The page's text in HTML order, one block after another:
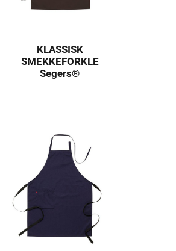
KLASSISK
SMEKKEFORKLE
Segers®